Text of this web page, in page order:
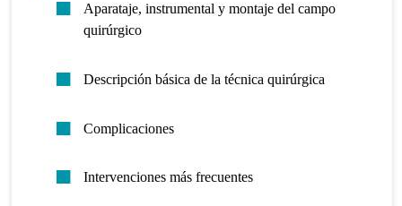
Aparataje, instrumental y montaje del campo
quirúrgico
Descripción básica de la técnica quirúrgica
Complicaciones
Intervenciones más frecuentes